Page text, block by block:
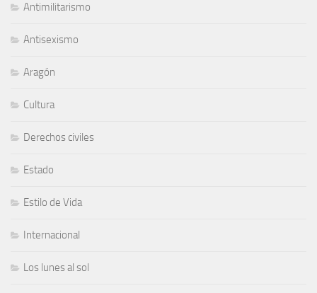
Antimilitarismo
Antisexismo
Aragón
Cultura
Derechos civiles
Estado
Estilo de Vida
Internacional
Los lunes al sol